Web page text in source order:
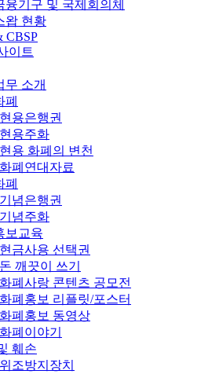
융기구 및 국제회의체
왑 현황
CBSP
이트
무 소개
폐
현용은행권
현용주화
현용 화폐의 변천
화폐연대자료
폐
기념은행권
기념주화
보교육
현금사용 선택권
돈 깨끗이 쓰기
화폐사랑 콘텐츠 공모전
화폐홍보 리플릿/포스터
화폐홍보 동영상
화폐이야기
훼손
위조방지장치